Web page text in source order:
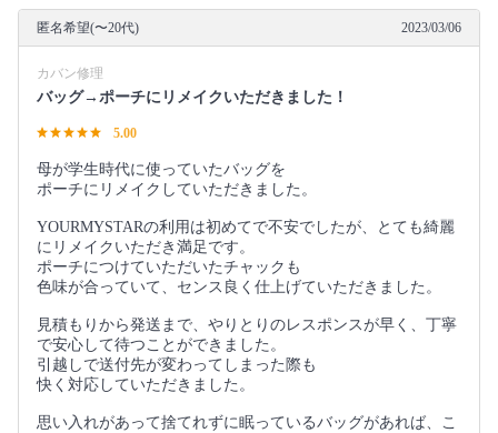
匿名希望(〜20代) 2023/03/06
カバン修理
バッグ→ポーチにリメイクいただきました！
5.00
母が学生時代に使っていたバッグを
ポーチにリメイクしていただきました。
YOURMYSTARの利用は初めてで不安でしたが、とても綺麗
にリメイクいただき満足です。
ポーチにつけていただいたチャックも
色味が合っていて、センス良く仕上げていただきました。
見積もりから発送まで、やりとりのレスポンスが早く、丁寧
で安心して待つことができました。
引越しで送付先が変わってしまった際も
快く対応していただきました。
思い入れがあって捨てれずに眠っているバッグがあれば、こ